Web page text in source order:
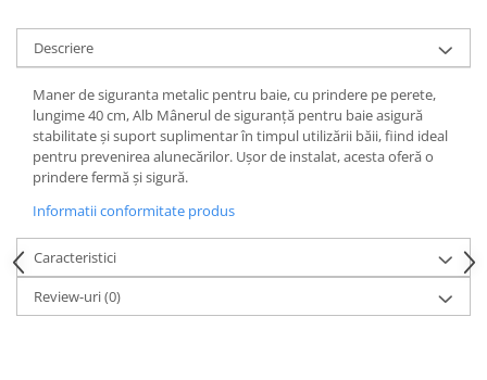
Trimmere si Fierastrae
Uscătoare de Păr
Descriere
Maner de siguranta metalic pentru baie, cu prindere pe perete,
lungime 40 cm, Alb Mânerul de siguranță pentru baie asigură
stabilitate și suport suplimentar în timpul utilizării băii, fiind ideal
pentru prevenirea alunecărilor. Ușor de instalat, acesta oferă o
prindere fermă și sigură.
Informatii conformitate produs
Caracteristici
Review-uri(0)